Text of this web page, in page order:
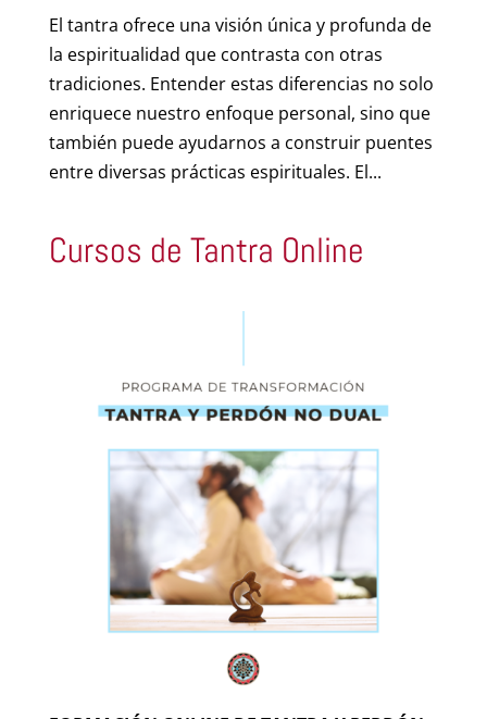
El tantra ofrece una visión única y profunda de
la espiritualidad que contrasta con otras
tradiciones. Entender estas diferencias no solo
enriquece nuestro enfoque personal, sino que
también puede ayudarnos a construir puentes
entre diversas prácticas espirituales. El...
Cursos de Tantra Online